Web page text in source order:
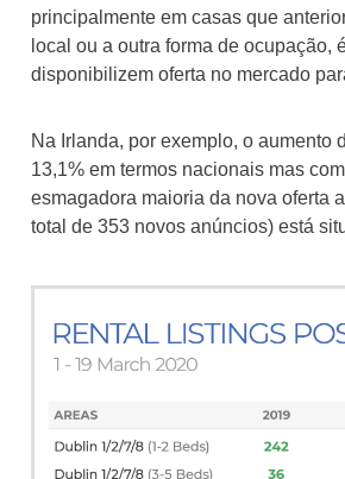
principalmente em casas que
local ou a outra forma de
disponibilizem oferta no mercado
Na Irlanda, por exemplo, o aumento
13,1% em termos nacionais mas
esmagadora maioria da nova oferta
total de 353 novos anúncios) está